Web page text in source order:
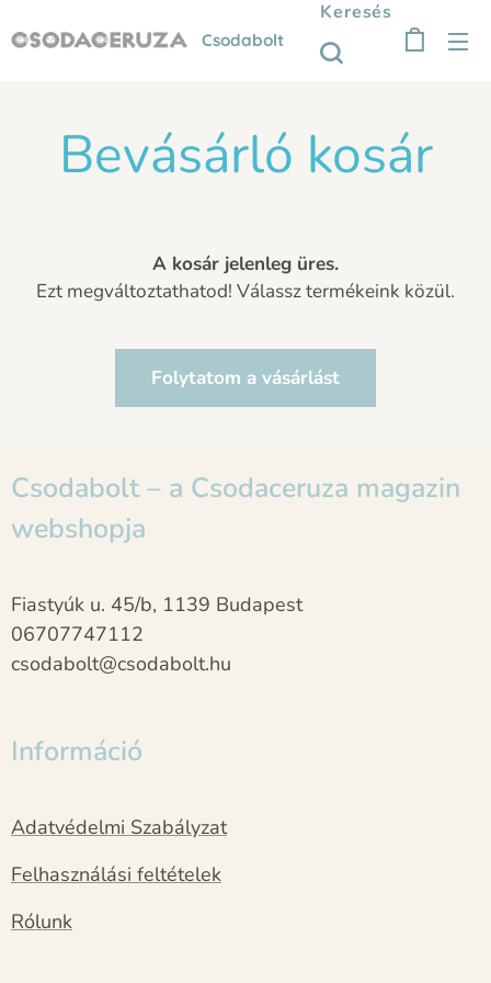
Csodabolt
Keresés
Bevásárló kosár
A kosár jelenleg üres.
Ezt megváltoztathatod! Válassz termékeink közül.
Folytatom a vásárlást
Csodabolt – a Csodaceruza magazin
webshopja
Fiastyúk u. 45/b, 1139 Budapest
06707747112
csodabolt@csodabolt.hu
Információ
Adatvédelmi Szabályzat
Felhasználási feltételek
Rólunk